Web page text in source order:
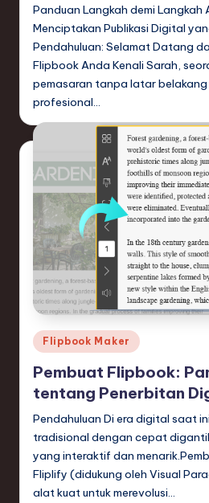
r
e
,
T
e
c
h
,
a
n
d
n
n
o
v
a
ti
o
Panduan Langkah demi Langkah
Menciptakan Publikasi Digital
Pendahuluan: Selamat Datang
Flipbook Anda Kenali Sarah,
pemasaran tanpa latar
profesional…
Posted
in
Flipbook Maker
Pembuat Flipbook:
tentang Penerbitan
Pendahuluan Di era digital saat
tradisional dengan cepat
yang interaktif dan
Fliplify (didukung oleh Visual
alat kuat untuk merevolusi…